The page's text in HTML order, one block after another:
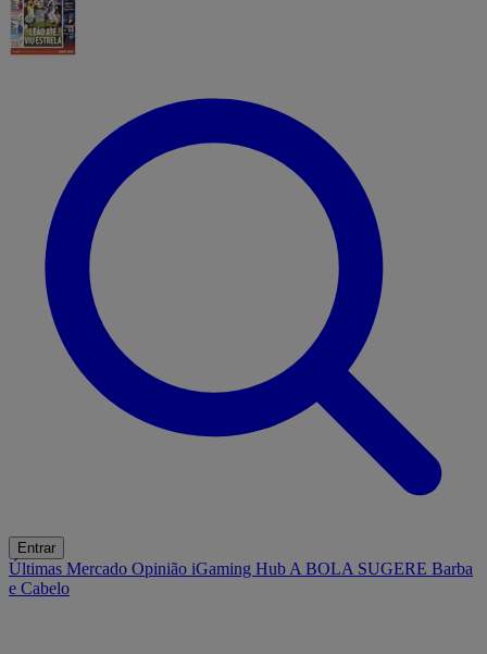
Entrar
Últimas Mercado Opinião iGaming Hub A BOLA SUGERE Barba
e Cabelo